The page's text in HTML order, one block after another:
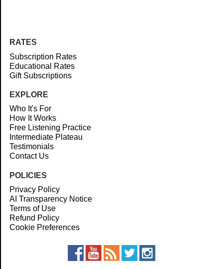
RATES
Subscription Rates
Educational Rates
Gift Subscriptions
EXPLORE
Who It's For
How It Works
Free Listening Practice
Intermediate Plateau
Testimonials
Contact Us
POLICIES
Privacy Policy
AI Transparency Notice
Terms of Use
Refund Policy
Cookie Preferences